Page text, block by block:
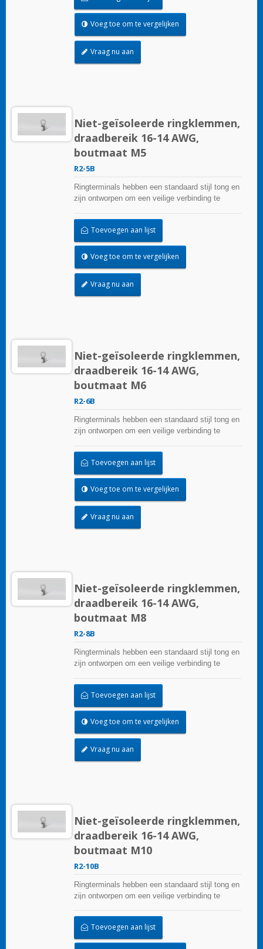
Voeg toe om te vergelijken
Vraag nu aan
Niet-geïsoleerde ringklemmen,
draadbereik 16-14 AWG,
boutmaat M5
R2-5B
Ringterminals hebben een standaard stijl tong en
zijn ontworpen om een veilige verbinding te
Toevoegen aan lijst
Voeg toe om te vergelijken
Vraag nu aan
Niet-geïsoleerde ringklemmen,
draadbereik 16-14 AWG,
boutmaat M6
R2-6B
Ringterminals hebben een standaard stijl tong en
zijn ontworpen om een veilige verbinding te
Toevoegen aan lijst
Voeg toe om te vergelijken
Vraag nu aan
Niet-geïsoleerde ringklemmen,
draadbereik 16-14 AWG,
boutmaat M8
R2-8B
Ringterminals hebben een standaard stijl tong en
zijn ontworpen om een veilige verbinding te
Toevoegen aan lijst
Voeg toe om te vergelijken
Vraag nu aan
Niet-geïsoleerde ringklemmen,
draadbereik 16-14 AWG,
boutmaat M10
R2-10B
Ringterminals hebben een standaard stijl tong en
zijn ontworpen om een veilige verbinding te
Toevoegen aan lijst